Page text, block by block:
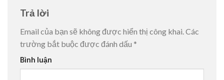
Trả lời
Email của bạn sẽ không được hiển thị công khai.Các
trường bắt buộc được đánh dấu *
Bình luận